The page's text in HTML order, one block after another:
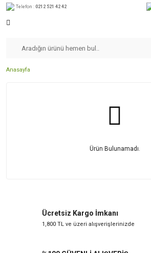
Telefon : 0212 521 42 42
Anasayfa
Ürün Bulunamadı.
Ücretsiz Kargo İmkanı
1,800 TL ve üzeri alışverişlerinizde